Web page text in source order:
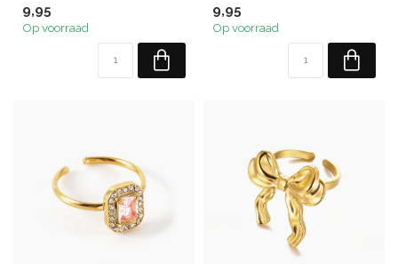
9,95
Op voorraad
9,95
Op voorraad